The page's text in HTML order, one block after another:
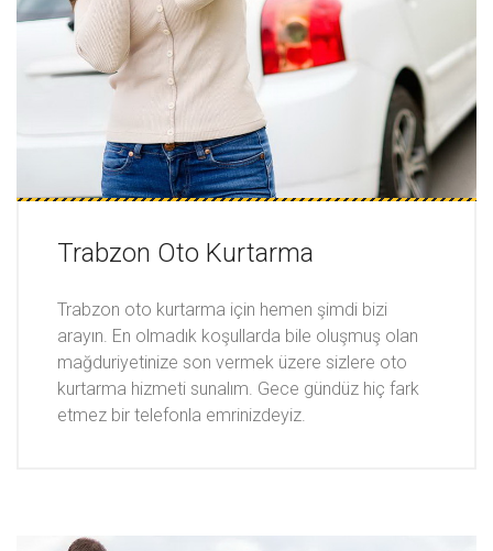
Trabzon Oto Kurtarma
Trabzon oto kurtarma için hemen şimdi bizi
arayın. En olmadık koşullarda bile oluşmuş olan
mağduriyetinize son vermek üzere sizlere oto
kurtarma hizmeti sunalım. Gece gündüz hiç fark
etmez bir telefonla emrinizdeyiz.